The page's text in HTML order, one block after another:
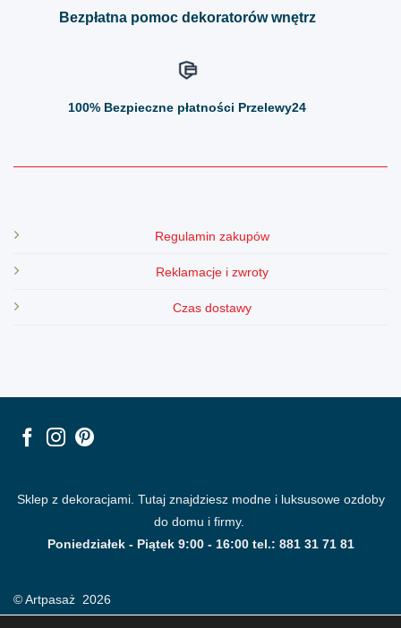
Bezpłatna pomoc dekoratorów wnętrz
100% Bezpieczne płatności Przelewy24
Regulamin zakupów
Reklamacje i zwroty
Czas dostawy
Sklep z dekoracjami. Tutaj znajdziesz modne i luksusowe ozdoby
do domu i firmy.
Poniedziałek - Piątek 9:00 - 16:00 tel.: 881 31 71 81
© Artpasaż 2026